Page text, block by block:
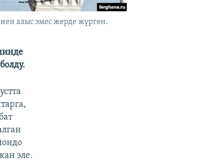
алыс эмес жерде жүргөн.
эле.